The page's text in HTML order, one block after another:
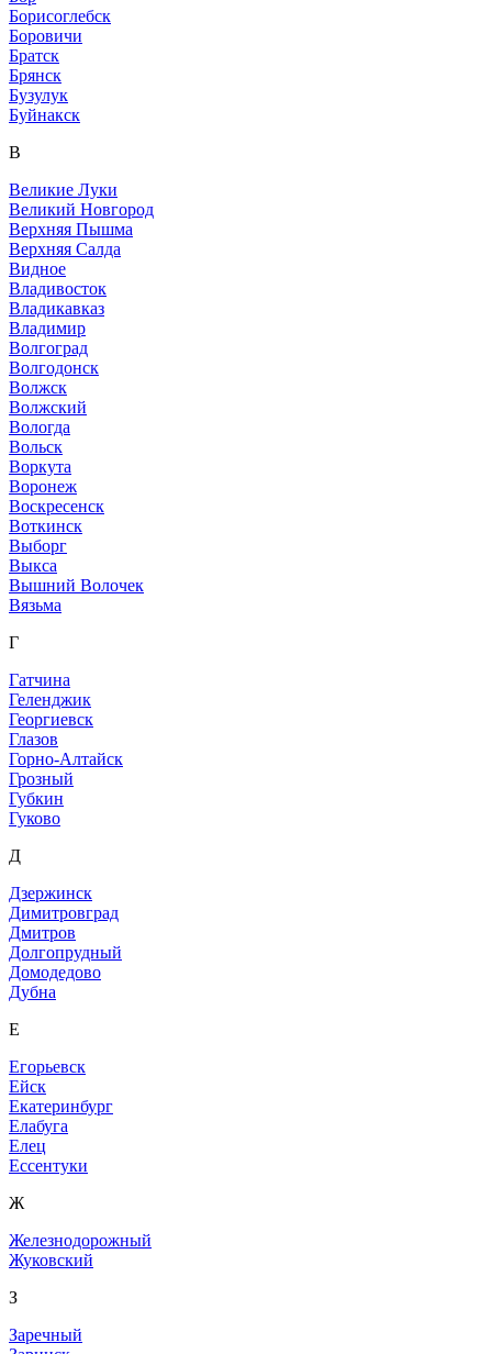
Борисоглебск
Боровичи
Братск
Брянск
Бузулук
Буйнакск
В
Великие Луки
Великий Новгород
Верхняя Пышма
Верхняя Салда
Видное
Владивосток
Владикавказ
Владимир
Волгоград
Волгодонск
Волжск
Волжский
Вологда
Вольск
Воркута
Воронеж
Воскресенск
Воткинск
Выборг
Выкса
Вышний Волочек
Вязьма
Г
Гатчина
Геленджик
Георгиевск
Глазов
Горно-Алтайск
Грозный
Губкин
Гуково
Д
Дзержинск
Димитровград
Дмитров
Долгопрудный
Домодедово
Дубна
Е
Егорьевск
Ейск
Екатеринбург
Елабуга
Елец
Ессентуки
Ж
Железнодорожный
Жуковский
З
Заречный